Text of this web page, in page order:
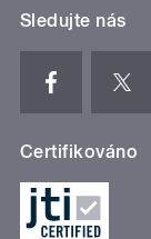
Sledujte nás
Certifikováno